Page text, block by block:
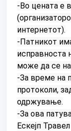
-Во цената е
интернетот).
-Патникот
исправноста
може да се
-За време на
протоколи,
одржување.
-За ова
Ескејп Травел